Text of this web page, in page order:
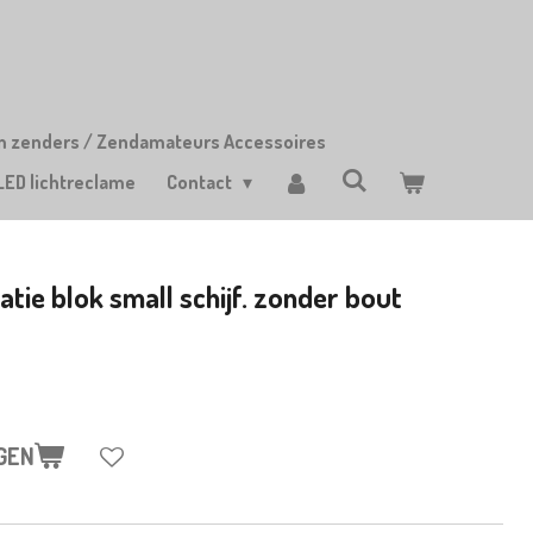
zenders / Zendamateurs Accessoires
lichtreclame Contact
blok small schijf. zonder bout